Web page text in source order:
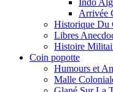
Indo
Arrivée
Historique Du
Libres
Histoire
Coin popotte
Humours et
Malle